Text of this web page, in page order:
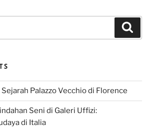
Palazzo Vecchio di Florence
Seni di Galeri Uffizi:
di Italia